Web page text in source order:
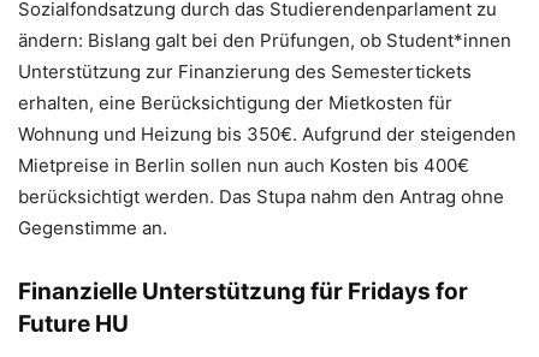
Sozialfondsatzung durch das Studierendenparlament zu
ändern: Bislang galt bei den Prüfungen, ob Student*innen
Unterstützung zur Finanzierung des Semestertickets
erhalten, eine Berücksichtigung der Mietkosten für
Wohnung und Heizung bis 350€. Aufgrund der steigenden
Mietpreise in Berlin sollen nun auch Kosten bis 400€
berücksichtigt werden. Das Stupa nahm den Antrag ohne
Gegenstimme an.
Finanzielle Unterstützung für Fridays for
Future HU